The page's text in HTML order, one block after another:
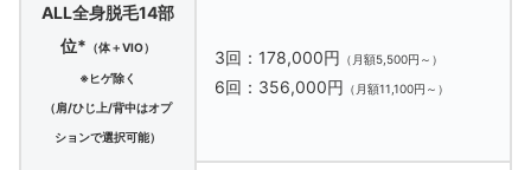
ALL全身脱毛14部
位* （体＋VIO）
※ヒゲ除く
（肩/ひじ上/背中はオプ
ションで選択可能）
3回：178,000円 （月額5,500円～）
6回：356,000円 （月額11,100円～）